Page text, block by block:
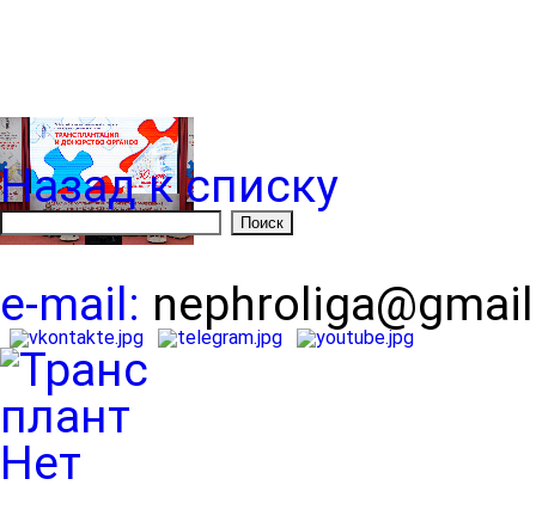
Назад к списку
e-mail: